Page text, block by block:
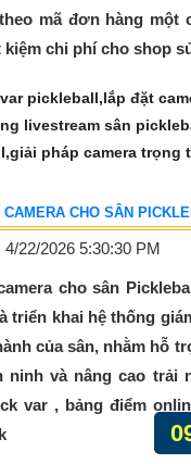
mã đơn hàng một
kiệm chi phí cho shop
CHO SÂN
4/22/2026 5:30:30 PM
cho sân
triển khai hệ thống
của sân, nhằm hỗ
ninh và nâng cao trải
var , bảng điểm